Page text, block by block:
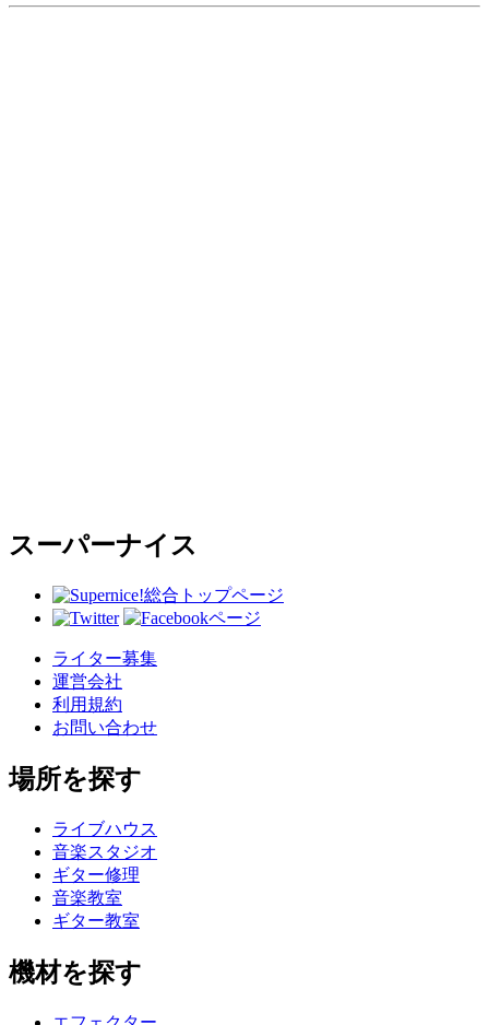
スーパーナイス
総合トップページ
ライター募集
運営会社
利用規約
お問い合わせ
場所を探す
ライブハウス
音楽スタジオ
ギター修理
音楽教室
ギター教室
機材を探す